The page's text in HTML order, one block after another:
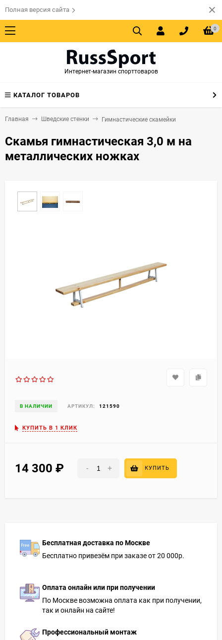
Полная версия сайта
0
Интернет-магазин спорттоваров
КАТАЛОГ ТОВАРОВ
Главная Шведские стенки Гимнастические скамейки
Скамья гимнастическая 3,0 м на
металлических ножках
В НАЛИЧИИ АРТИКУЛ: 121590
КУПИТЬ В 1 КЛИК
14 300 - + КУПИТЬ
Бесплатная доставка по Москве
Бесплатно привезём при заказе от 20 000р.
Оплата онлайн или при получении
По Москве возможна оплата как при получении,
так и онлайн на сайте!
Профессиональный монтаж